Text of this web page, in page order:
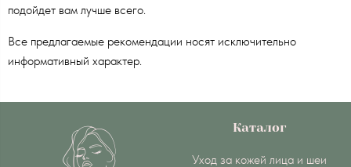
подойдет вам лучше всего.
Все предлагаемые рекомендации носят исключительно
информативный характер.
Каталог
Уход за кожей лица и шеи